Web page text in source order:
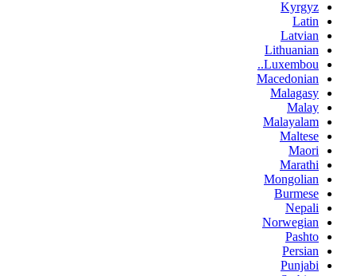
Kyrgyz
Latin
Latvian
Lithuanian
Luxembou..
Macedonian
Malagasy
Malay
Malayalam
Maltese
Maori
Marathi
Mongolian
Burmese
Nepali
Norwegian
Pashto
Persian
Punjabi